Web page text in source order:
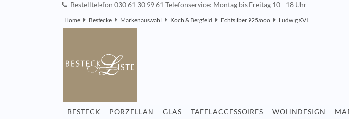
Bestelltelefon 030 61 30 99 61 Telefonservice: Montag bis Freitag 10 - 18 Uhr
Home Bestecke Markenauswahl Koch & Bergfeld Echtsilber 925/ooo Ludwig XVI.
BESTECK PORZELLAN GLAS TAFELACCESSOIRES WOHNDESIGN